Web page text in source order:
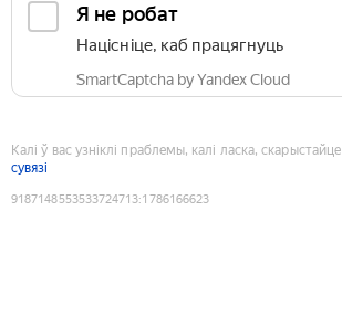
Я не робат
Націсніце, каб працягнуць
SmartCaptcha by Yandex Cloud
Калі ў вас узніклі праблемы, калі ласка, скарыстайце
сувязі
9187148553533724713:1786166623